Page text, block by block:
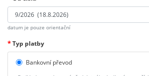
datum je pouze orientační
*Typ platby
Bankovní převod